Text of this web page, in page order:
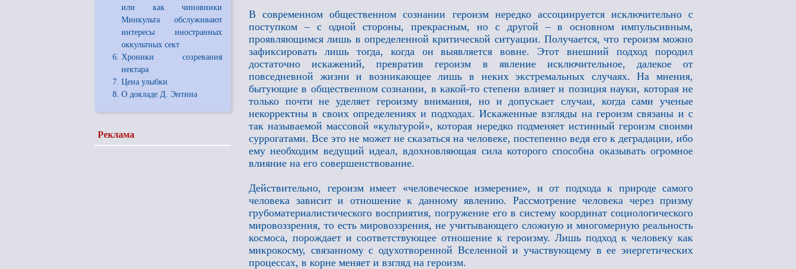
или как чиновники
Минкульта обслуживают
интересы иностранных
оккультных сект
Хроники созревания
нектара
Цена улыбки
О докладе Д. Энтина
Реклама
В современном общественном сознании героизм нередко ассоциируется исключительно с
поступком – с одной стороны, прекрасным, но с другой – в основном импульсивным,
проявляющимся лишь в определенной критической ситуации. Получается, что героизм можно
зафиксировать лишь тогда, когда он выявляется вовне. Этот внешний подход породил
достаточно искажений, превратив героизм в явление исключительное, далекое от
повседневной жизни и возникающее лишь в неких экстремальных случаях. На мнения,
бытующие в общественном сознании, в какой-то степени влияет и позиция науки, которая не
только почти не уделяет героизму внимания, но и допускает случаи, когда сами ученые
некорректны в своих определениях и подходах. Искаженные взгляды на героизм связаны и с
так называемой массовой «культурой», которая нередко подменяет истинный героизм своими
суррогатами. Все это не может не сказаться на человеке, постепенно ведя его к деградации, ибо
ему необходим ведущий идеал, вдохновляющая сила которого способна оказывать огромное
влияние на его совершенствование.
Действительно, героизм имеет «человеческое измерение», и от подхода к природе самого
человека зависит и отношение к данному явлению. Рассмотрение человека через призму
грубоматериалистического восприятия, погружение его в систему координат социологического
мировоззрения, то есть мировоззрения, не учитывающего сложную и многомерную реальность
космоса, порождает и соответствующее отношение к героизму. Лишь подход к человеку как
микрокосму, связанному с одухотворенной Вселенной и участвующему в ее энергетических
процессах, в корне меняет и взгляд на героизм.